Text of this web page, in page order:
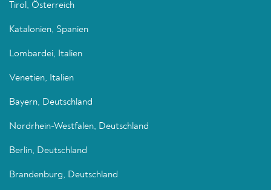
Tirol, Österreich
Katalonien, Spanien
Lombardei, Italien
Venetien, Italien
Bayern, Deutschland
Nordrhein-Westfalen, Deutschland
Berlin, Deutschland
Brandenburg, Deutschland